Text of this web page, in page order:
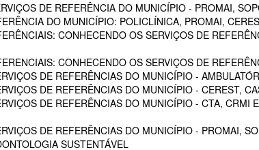
DE REFERÊNCIA DO MUNICÍPIO - PROMAI,
DO MUNICÍPIO: POLICLÍNICA, PROMAI,
CONHECENDO OS SERVIÇOS DE
CONHECENDO OS SERVIÇOS DE
DE REFERÊNCIAS DO MUNICÍPIO -
DE REFERÊNCIAS DO MUNICÍPIO - CEREST,
DE REFERÊNCIAS DO MUNICÍPIO - CTA, CRMI
DE REFERÊNCIAS DO MUNICÍPIO - PROMAI,
SUSTENTÁVEL